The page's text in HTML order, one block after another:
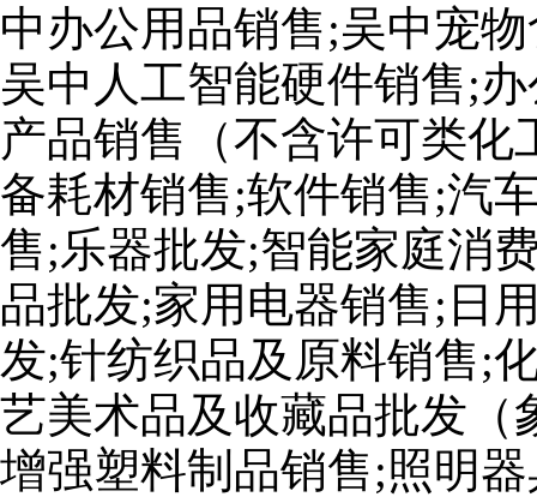
中办公用品销售;吴中宠
吴中人工智能硬件销售;
产品销售（不含许可类
备耗材销售;软件销售;汽
售;乐器批发;智能家庭消
品批发;家用电器销售;日
发;针纺织品及原料销售;
艺美术品及收藏品批发（
增强塑料制品销售;照明